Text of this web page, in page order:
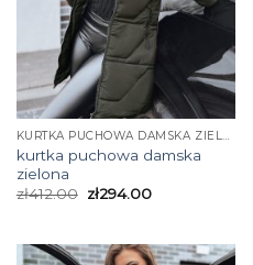
KURTKA PUCHOWA DAMSKA ZIELONA
kurtka puchowa damska
zielona
zł412.00 zł294.00